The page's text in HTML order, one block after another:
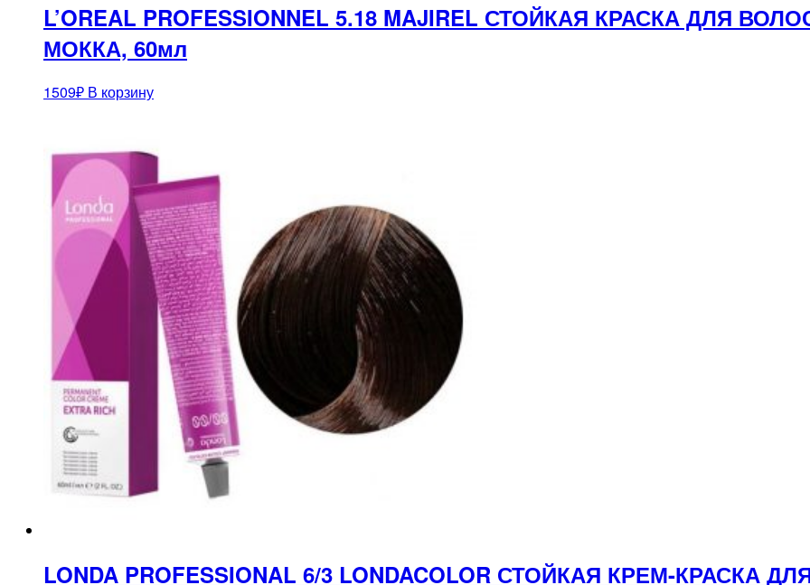
L’OREAL PROFESSIONNEL 5.18 MAJIREL СТОЙКАЯ КРАСКА ДЛЯ
МОККА, 60мл
1509₽ В корзину
LONDA PROFESSIONAL 6/3 LONDACOLOR СТОЙКАЯ КРЕМ-